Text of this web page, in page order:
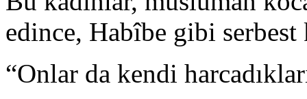
edince, Habîbe gibi serbest
“Onlar da kendi